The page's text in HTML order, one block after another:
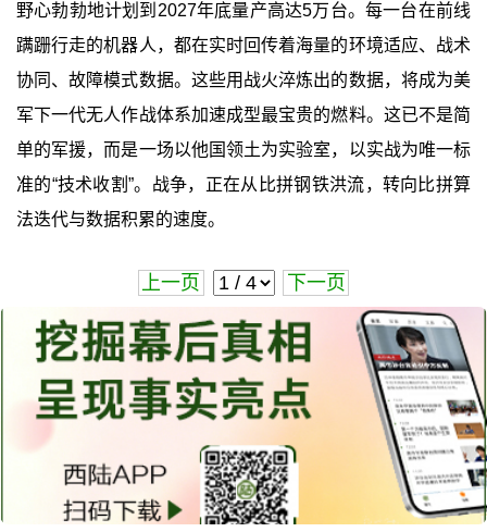
野心勃勃地计划到2027年底量产高达5万台。每一台在前线
蹒跚行走的机器人，都在实时回传着海量的环境适应、战术
协同、故障模式数据。这些用战火淬炼出的数据，将成为美
军下一代无人作战体系加速成型最宝贵的燃料。这已不是简
单的军援，而是一场以他国领土为实验室，以实战为唯一标
准的“技术收割”。战争，正在从比拼钢铁洪流，转向比拼算
法迭代与数据积累的速度。
上一页 下一页